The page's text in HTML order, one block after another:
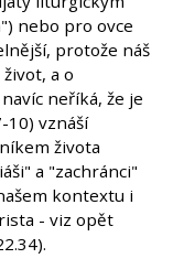
nebo pro ovce
protože náš
a o
neříká, že je
10) vznáší
života
a "zachránci"
kontextu i
- viz opět